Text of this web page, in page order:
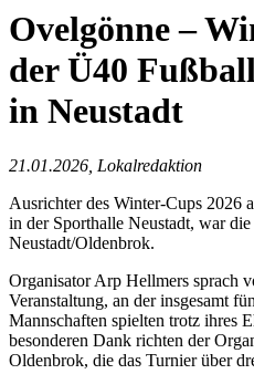
Ovelgönne –
der Ü40
in Neustadt
21.01.2026, Lokalredaktion
Ausrichter des Winter-Cups 2026
in der Sporthalle Neustadt, war
Neustadt/Oldenbrok.
Organisator Arp Hellmers sprach
Veranstaltung, an der insgesamt
Mannschaften spielten trotz ihres
besonderen Dank richten der
Oldenbrok, die das Turnier über